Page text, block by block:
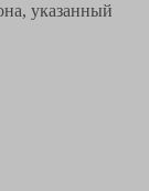
указанный